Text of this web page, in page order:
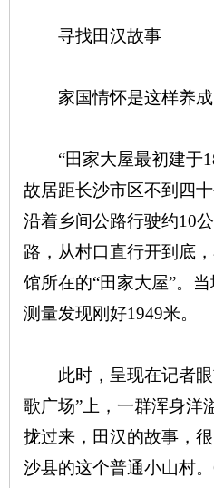
寻找田汉故事
家国情怀是这样养成
“田家大屋最初建于
故居距长沙市区不到四
沿着乡间公路行驶约10
路，从村口直行开到底
馆所在的“田家大屋”。
测量发现刚好1949米。
此时，呈现在记者眼
歌广场”上，一群浑身洋
拢过来，田汉的故事，
沙县的这个普通小山村